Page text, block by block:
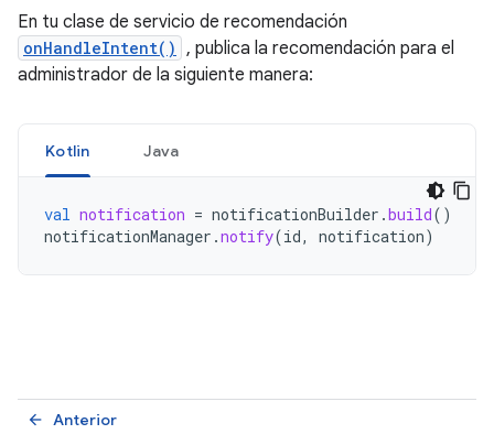
En tu clase de servicio de recomendación
onHandleIntent() , publica la recomendación para el
administrador de la siguiente manera:
Kotlin Java
val notification = notificationBuilder .build()
notificationManager .notify(id, notification)
Anterior
arrow_back